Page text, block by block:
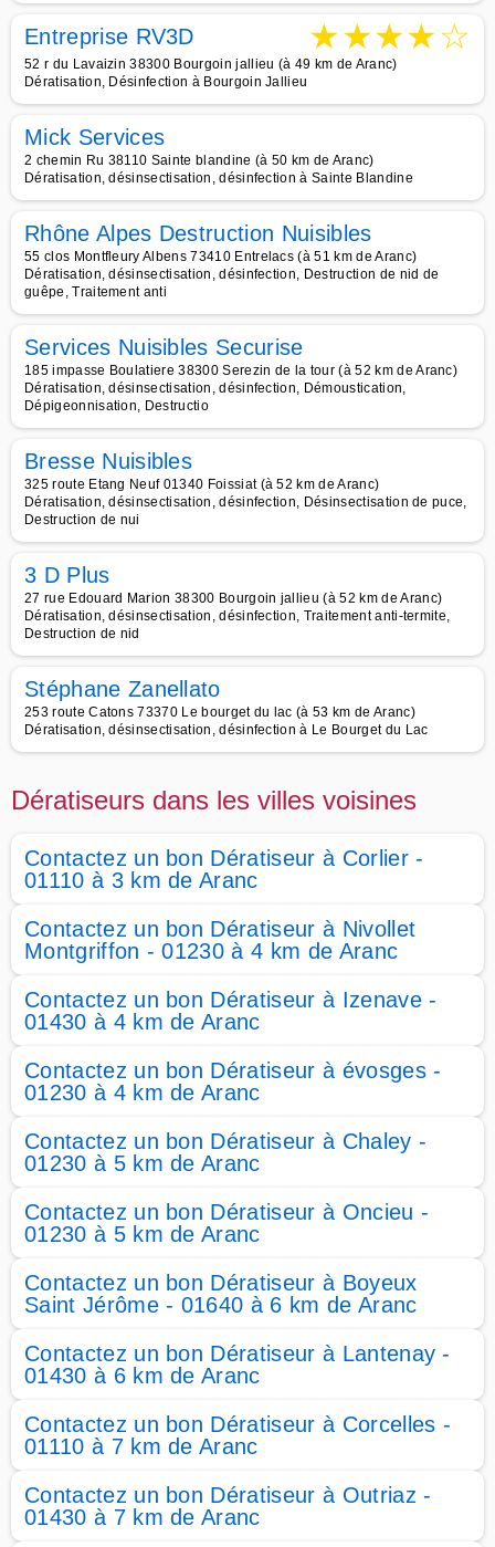
Entreprise RV3D ★★★★☆
52 r du Lavaizin 38300 Bourgoin jallieu (à 49 km de Aranc)
Dératisation, Désinfection à Bourgoin Jallieu
Mick Services
2 chemin Ru 38110 Sainte blandine (à 50 km de Aranc)
Dératisation, désinsectisation, désinfection à Sainte Blandine
Rhône Alpes Destruction Nuisibles
55 clos Montfleury Albens 73410 Entrelacs (à 51 km de Aranc)
Dératisation, désinsectisation, désinfection, Destruction de nid de
guêpe, Traitement anti
Services Nuisibles Securise
185 impasse Boulatiere 38300 Serezin de la tour (à 52 km de Aranc)
Dératisation, désinsectisation, désinfection, Démoustication,
Dépigeonnisation, Destructio
Bresse Nuisibles
325 route Etang Neuf 01340 Foissiat (à 52 km de Aranc)
Dératisation, désinsectisation, désinfection, Désinsectisation de puce,
Destruction de nui
3 D Plus
27 rue Edouard Marion 38300 Bourgoin jallieu (à 52 km de Aranc)
Dératisation, désinsectisation, désinfection, Traitement anti-termite,
Destruction de nid
Stéphane Zanellato
253 route Catons 73370 Le bourget du lac (à 53 km de Aranc)
Dératisation, désinsectisation, désinfection à Le Bourget du Lac
Dératiseurs dans les villes voisines
Contactez un bon Dératiseur à Corlier -
01110 à 3 km de Aranc
Contactez un bon Dératiseur à Nivollet
Montgriffon - 01230 à 4 km de Aranc
Contactez un bon Dératiseur à Izenave -
01430 à 4 km de Aranc
Contactez un bon Dératiseur à évosges -
01230 à 4 km de Aranc
Contactez un bon Dératiseur à Chaley -
01230 à 5 km de Aranc
Contactez un bon Dératiseur à Oncieu -
01230 à 5 km de Aranc
Contactez un bon Dératiseur à Boyeux
Saint Jérôme - 01640 à 6 km de Aranc
Contactez un bon Dératiseur à Lantenay -
01430 à 6 km de Aranc
Contactez un bon Dératiseur à Corcelles -
01110 à 7 km de Aranc
Contactez un bon Dératiseur à Outriaz -
01430 à 7 km de Aranc